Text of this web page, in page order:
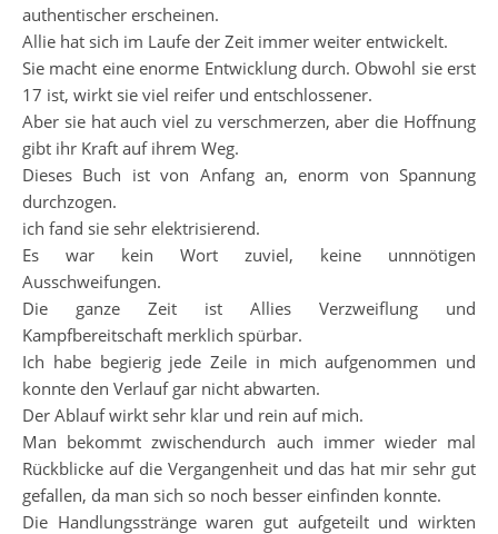
authentischer erscheinen.
Allie hat sich im Laufe der Zeit immer weiter entwickelt.
Sie macht eine enorme Entwicklung durch. Obwohl sie erst
17 ist, wirkt sie viel reifer und entschlossener.
Aber sie hat auch viel zu verschmerzen, aber die Hoffnung
gibt ihr Kraft auf ihrem Weg.
Dieses Buch ist von Anfang an, enorm von Spannung
durchzogen.
ich fand sie sehr elektrisierend.
Es war kein Wort zuviel, keine unnnötigen
Ausschweifungen.
Die ganze Zeit ist Allies Verzweiflung und
Kampfbereitschaft merklich spürbar.
Ich habe begierig jede Zeile in mich aufgenommen und
konnte den Verlauf gar nicht abwarten.
Der Ablauf wirkt sehr klar und rein auf mich.
Man bekommt zwischendurch auch immer wieder mal
Rückblicke auf die Vergangenheit und das hat mir sehr gut
gefallen, da man sich so noch besser einfinden konnte.
Die Handlungsstränge waren gut aufgeteilt und wirkten